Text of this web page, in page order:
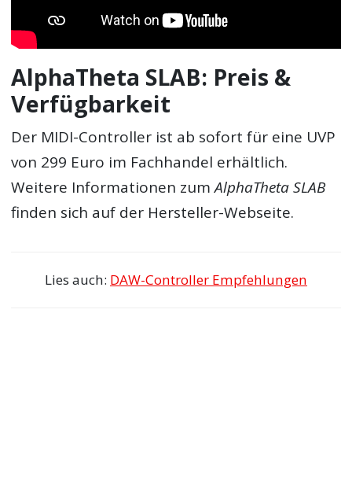
AlphaTheta SLAB: Preis &
Verfügbarkeit
Der MIDI-Controller ist ab sofort für eine UVP
von 299 Euro im Fachhandel erhältlich.
Weitere Informationen zumAlphaTheta SLAB
finden sich auf der Hersteller-Webseite.
Lies auch: DAW-Controller Empfehlungen